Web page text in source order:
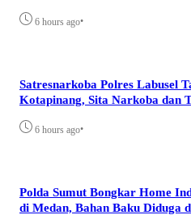
6 hours ago•
Satresnarkoba Polres Labusel
Kotapinang, Sita Narkoba dan
6 hours ago•
Polda Sumut Bongkar Home
di Medan, Bahan Baku Diduga